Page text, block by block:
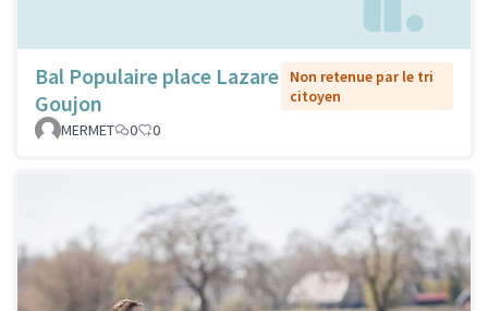
Bal Populaire place Lazare
Goujon
Non retenue par le tri
citoyen
MERMET
0 0